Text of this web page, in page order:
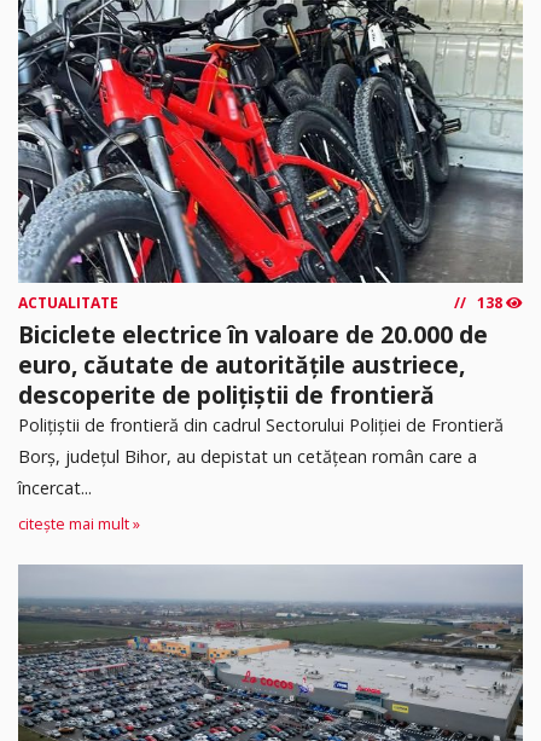
ACTUALITATE 138
Biciclete electrice în valoare de 20.000 de
euro, căutate de autoritățile austriece,
descoperite de polițiștii de frontieră
Poliţiştii de frontieră din cadrul Sectorului Poliției de Frontieră
Borș, județul Bihor, au depistat un cetățean român care a
încercat...
citește mai mult »